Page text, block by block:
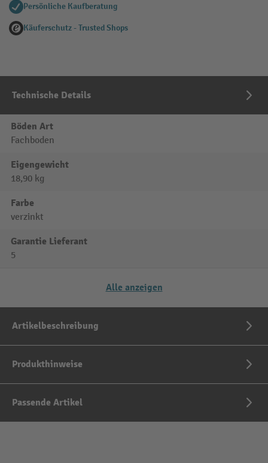
Persönliche Kaufberatung
Käuferschutz - Trusted Shops
Technische Details
Böden Art
Fachboden
Eigengewicht
18,90 kg
Farbe
verzinkt
Garantie Lieferant
5
Alle anzeigen
Artikelbeschreibung
Produkthinweise
Passende Artikel